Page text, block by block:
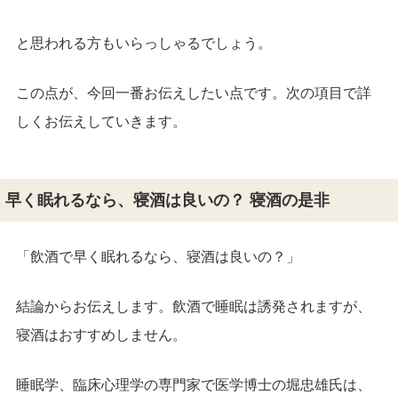
と思われる方もいらっしゃるでしょう。
この点が、今回一番お伝えしたい点です。次の項目で詳
しくお伝えしていきます。
早く眠れるなら、寝酒は良いの？ 寝酒の是非
「飲酒で早く眠れるなら、寝酒は良いの？」
結論からお伝えします。飲酒で睡眠は誘発されますが、
寝酒はおすすめしません。
睡眠学、臨床心理学の専門家で医学博士の堀忠雄氏は、